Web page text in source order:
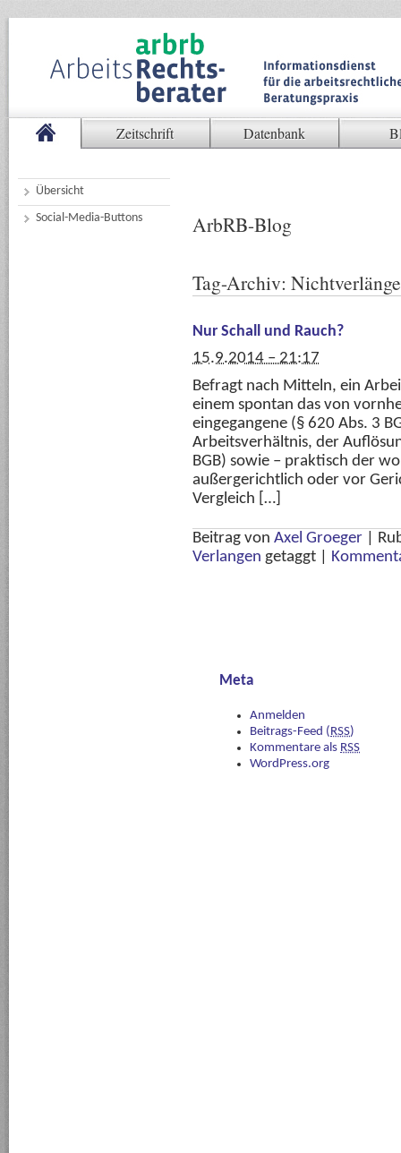
Zeitschrift Datenbank
Übersicht
Social-Media-Buttons
ArbRB-Blog
Tag-Archiv:
Nur Schall und Rauch?
15.9.2014 – 21:17
Befragt nach Mitteln, ein
einem spontan das von
eingegangene (§ 620 Abs. 3
Arbeitsverhältnis, der
BGB) sowie – praktisch der
außergerichtlich oder vor
Vergleich […]
Beitrag von Axel Groeger
Verlangen getaggt
Meta
Anmelden
Beitrags-Feed ( RSS)
Kommentare als RSS
WordPress.org